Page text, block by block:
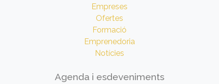
Empreses
Ofertes
Formació
Emprenedoria
Notícies
Agenda i esdeveniments